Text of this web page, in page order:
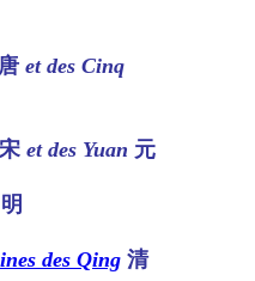
唐 et des Cinq
宋 et des Yuan 元
明
des Qing 清